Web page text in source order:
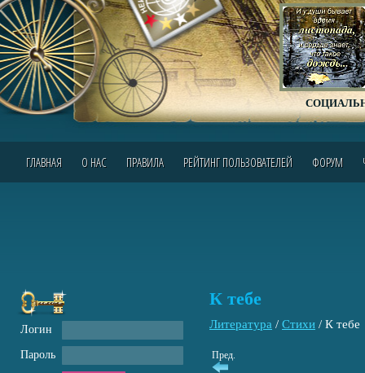
ГЛАВНАЯ О НАС ПРАВИЛА РЕЙТИНГ ПОЛЬЗОВАТЕЛЕЙ ФОРУМ
К тебе
Литература / Стихи / К тебе
Пред.
Логин
Пароль